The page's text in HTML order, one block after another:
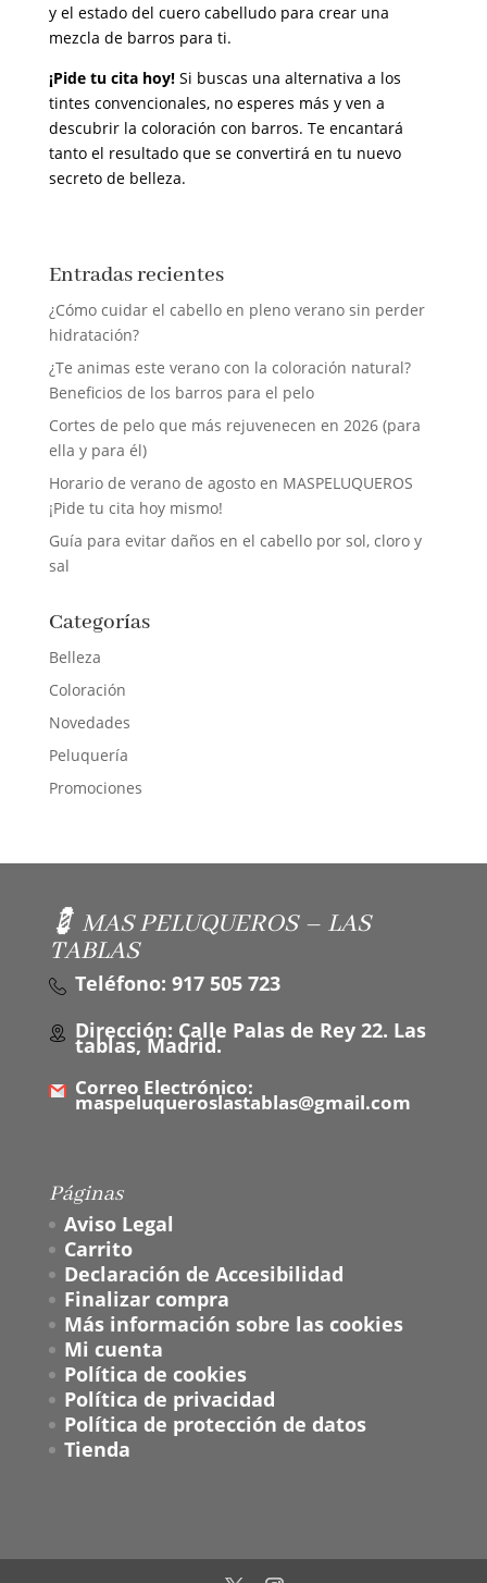
y el estado del cuero cabelludo para crear una
mezcla de barros para ti.
¡Pide tu cita hoy! Si buscas una alternativa a los
tintes convencionales, no esperes más y ven a
descubrir la coloración con barros. Te encantará
tanto el resultado que se convertirá en tu nuevo
secreto de belleza.
Entradas recientes
¿Cómo cuidar el cabello en pleno verano sin perder
hidratación?
¿Te animas este verano con la coloración natural?
Beneficios de los barros para el pelo
Cortes de pelo que más rejuvenecen en 2026 (para
ella y para él)
Horario de verano de agosto en MASPELUQUEROS
¡Pide tu cita hoy mismo!
Guía para evitar daños en el cabello por sol, cloro y
sal
Categorías
Belleza
Coloración
Novedades
Peluquería
Promociones
💈 MAS PELUQUEROS – LAS
TABLAS
Teléfono: 917 505 723
Dirección: Calle Palas de Rey 22. Las
tablas, Madrid.
Correo Electrónico:
maspeluqueroslastablas@gmail.com
Páginas
Aviso Legal
Carrito
Declaración de Accesibilidad
Finalizar compra
Más información sobre las cookies
Mi cuenta
Política de cookies
Política de privacidad
Política de protección de datos
Tienda